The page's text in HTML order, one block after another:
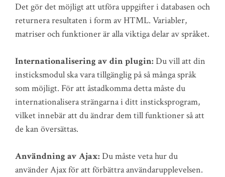
Det gör det möjligt att utföra uppgifter i databasen och
returnera resultaten i form av HTML. Variabler,
matriser och funktioner är alla viktiga delar av språket.
Internationalisering av din plugin: Du vill att din
insticksmodul ska vara tillgänglig på så många språk
som möjligt. För att åstadkomma detta måste du
internationalisera strängarna i ditt insticksprogram,
vilket innebär att du ändrar dem till funktioner så att
de kan översättas.
Användning av Ajax: Du måste veta hur du
använder Ajax för att förbättra användarupplevelsen.